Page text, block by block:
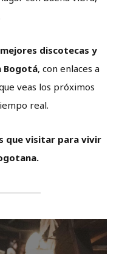
discotecas y
Bogotá, con enlaces a
veas los próximos
real.
que visitar para vivir